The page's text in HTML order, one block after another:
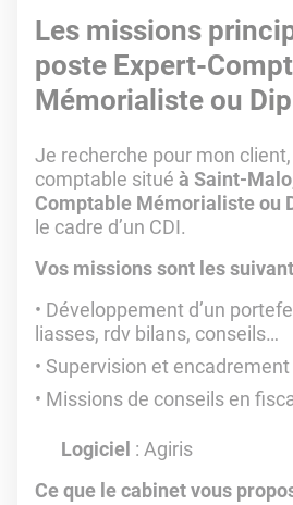
Les missions
poste Expert-
Mémorialiste ou
Je recherche pour mon
comptable situé à Saint-Malo
Comptable Mémorialiste ou
le cadre d’un CDI.
Vos missions sont les
Développement d’un
liasses, rdv bilans, conseils…
Supervision et encadrement
Missions de conseils en
Logiciel : Agiris
Ce que le cabinet vous